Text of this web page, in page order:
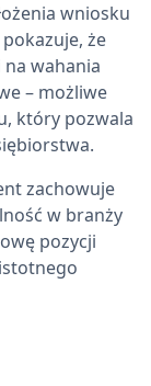
wniosku
że
wahania
– możliwe
który pozwala
zachowuje
w branży
pozycji